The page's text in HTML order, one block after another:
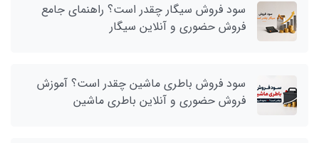
سود فروش سیگار چقدر است؟ راهنمای جامع
فروش حضوری و آنلاین سیگار
سود فروش باطری ماشین چقدر است؟ آموزش
فروش حضوری و آنلاین باطری ماشین